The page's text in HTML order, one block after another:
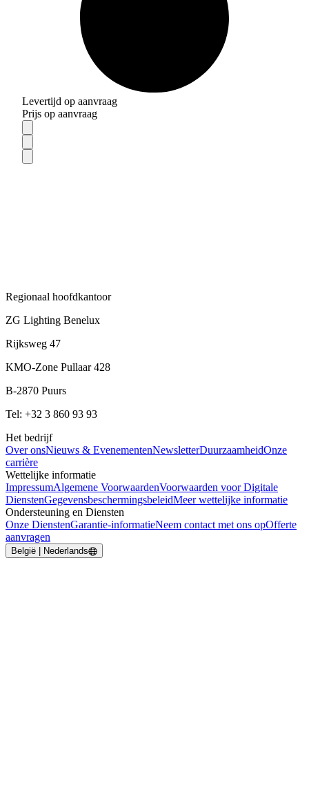
Levertijd op aanvraag
Prijs op aanvraag
Regionaal hoofdkantoor
ZG Lighting Benelux
Rijksweg 47
KMO-Zone Pullaar 428
B-2870 Puurs
Tel: +32 3 860 93 93
Het bedrijf
Over onsNieuws & EvenementenNewsletterDuurzaamheidOnze
carrière
Wettelijke informatie
ImpressumAlgemene VoorwaardenVoorwaarden voor Digitale
DienstenGegevensbeschermingsbeleidMeer wettelijke informatie
Ondersteuning en Diensten
Onze DienstenGarantie-informatieNeem contact met ons opOfferte
aanvragen
België | Nederlands